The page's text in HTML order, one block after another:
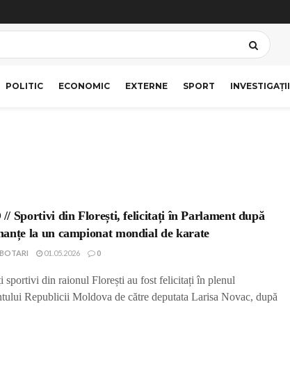
POLITIC ECONOMIC EXTERNE SPORT INVESTIGAȚII
Sportivi din Florești, felicitați în Parlament după
la un campionat mondial de karate
01.05.2026 0
sportivi din raionul Florești au fost felicitați în plenul
Republicii Moldova de către deputata Larisa Novac, după